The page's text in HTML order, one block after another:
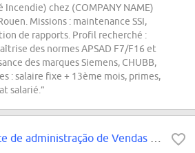
Incendie) chez (COMPANY NAME)
Missions : maintenance SSI,
de rapports. Profil recherché :
des normes APSAD F7/F16 et
des marques Siemens, CHUBB,
: salaire fixe + 13ème mois, primes,
salarié.”